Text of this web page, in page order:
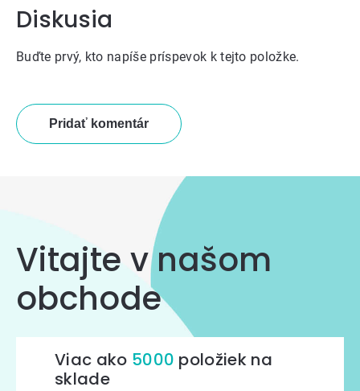
Diskusia
Buďte prvý, kto napíše príspevok k tejto položke.
Pridať komentár
Vitajte v našom
obchode
Viac ako 5000 položiek na
sklade